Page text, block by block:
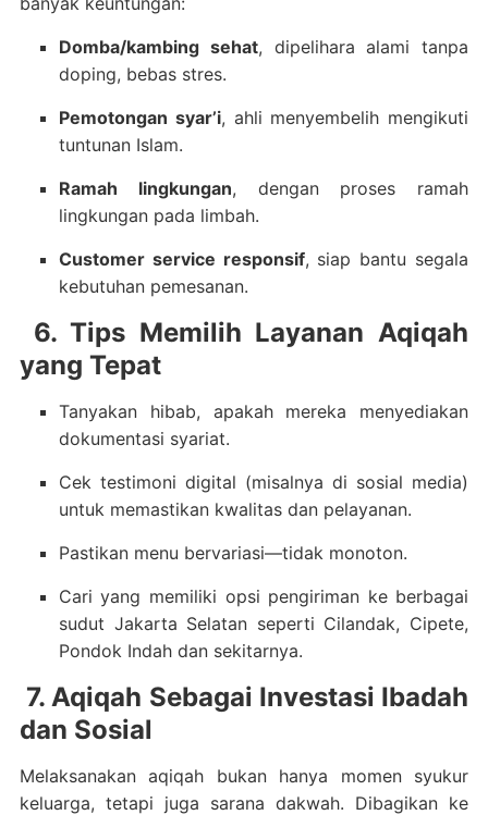
Domba/kambing sehat, dipelihara alami tanpa
doping, bebas stres.
Pemotongan syar’i, ahli menyembelih mengikuti
tuntunan Islam.
Ramah lingkungan, dengan proses ramah
lingkungan pada limbah.
Customer service responsif, siap bantu segala
kebutuhan pemesanan.
6. Tips Memilih Layanan Aqiqah
yang Tepat
Tanyakan hibab, apakah mereka menyediakan
dokumentasi syariat.
Cek testimoni digital (misalnya di sosial media)
untuk memastikan kwalitas dan pelayanan.
Pastikan menu bervariasi—tidak monoton.
Cari yang memiliki opsi pengiriman ke berbagai
sudut Jakarta Selatan seperti Cilandak, Cipete,
Pondok Indah dan sekitarnya.
7. Aqiqah Sebagai Investasi Ibadah
dan Sosial
Melaksanakan aqiqah bukan hanya momen syukur
keluarga, tetapi juga sarana dakwah. Dibagikan ke